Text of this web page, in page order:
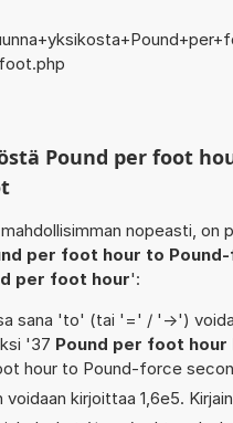
Pound per foot
nopeasti, on
per foot hour to
per foot hour':
sana 'to' (tai '=' / '->')
'37 Pound per foot
hour to Pound-force
voidaan kirjoittaa 1,6e5.